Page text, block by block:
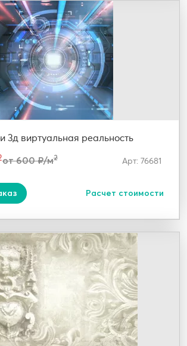
3д виртуальная реальность
от 600 ₽/м2 Арт: 76681
Расчет стоимости